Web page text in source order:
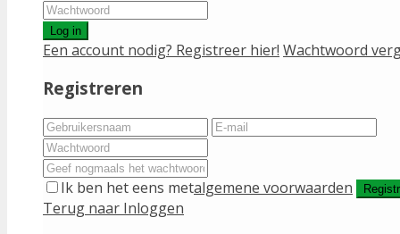
Log in
Een account nodig? Registreer hier! Wachtwoord
Registreren
Ik ben het eens metalgemene voorwaarden
Terug naar Inloggen